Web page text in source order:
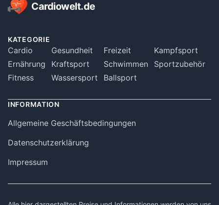
Cardiowelt.de
KATEGORIE
Cardio
Ernährung
Fitness
Gesundheit
Kraftsport
Wassersport
Freizeit
Schwimmen
Ballsport
Kampfsport
Sportzubehör
INFORMATION
Allgemeine Geschäftsbedingungen
Datenschutzerklärung
Impressum